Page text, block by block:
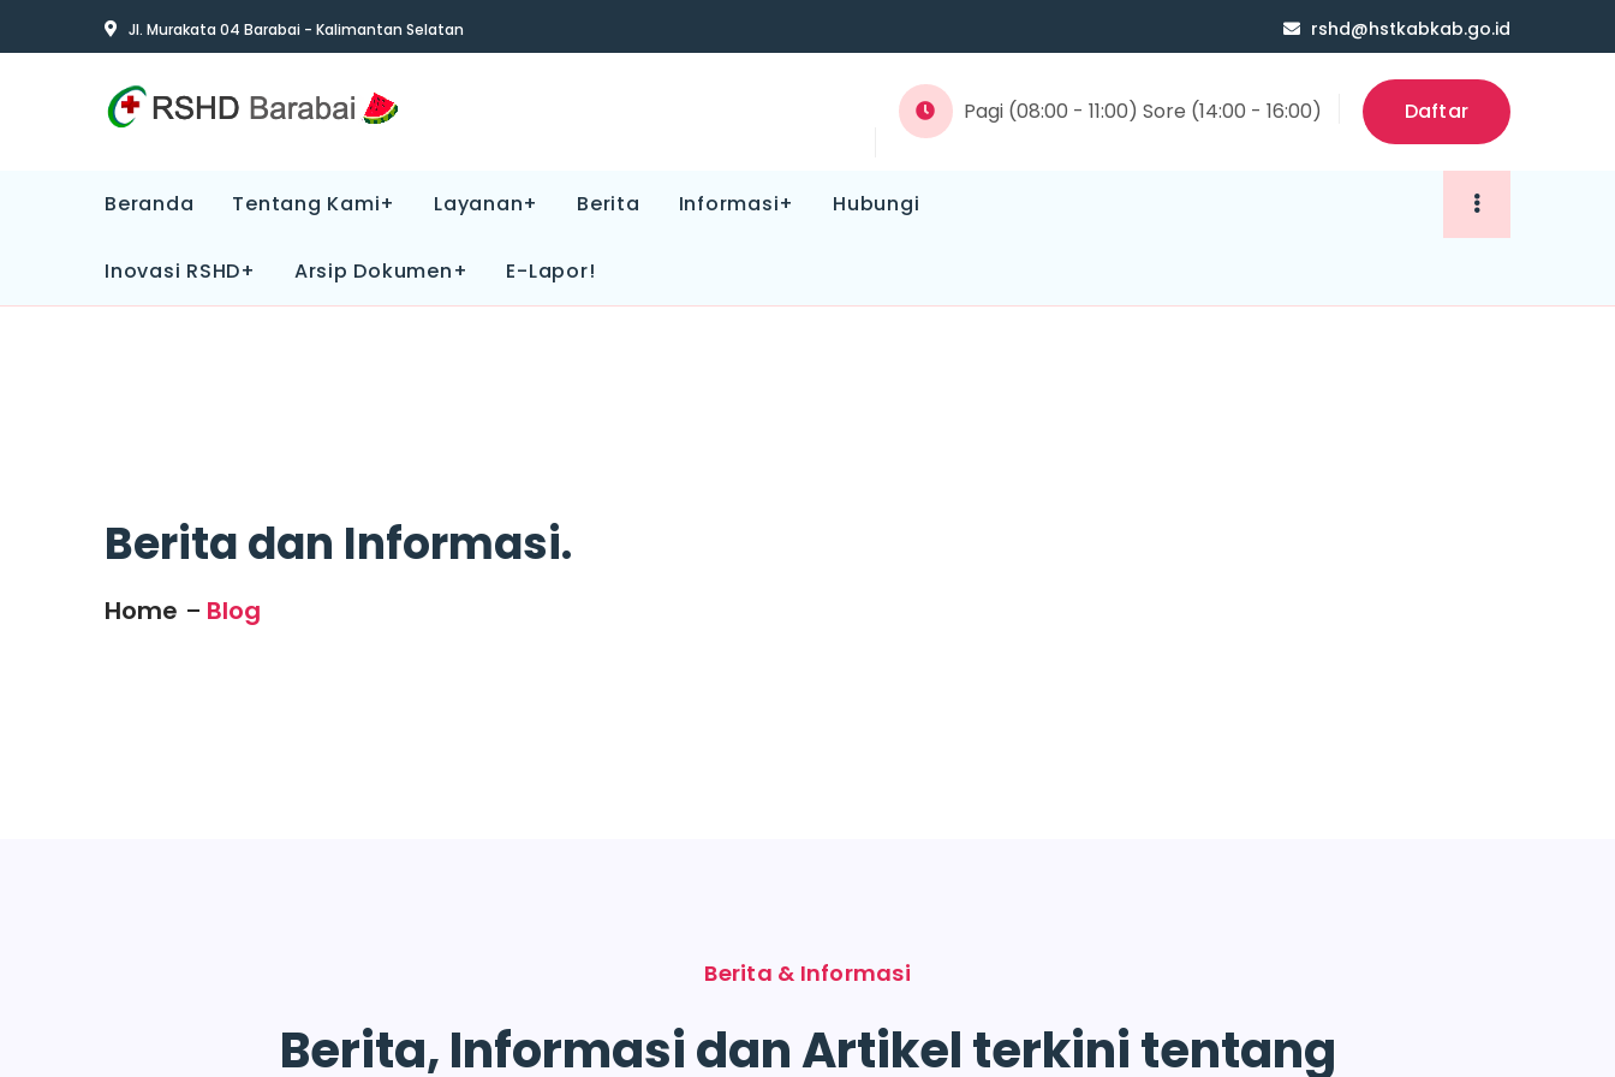
Jl. Murakata 04 Barabai - Kalimantan Selatan rshd@hstkabkab.go.id
Pagi (08:00 - 11:00) Sore (14:00 - 16:00) Daftar
Beranda Tentang Kami+ Layanan+ Berita Informasi+ Hubungi
Inovasi RSHD+ Arsip Dokumen+ E-Lapor!
Berita dan Informasi.
Home Blog
Berita & Informasi
Berita, Informasi dan Artikel terkini tentang